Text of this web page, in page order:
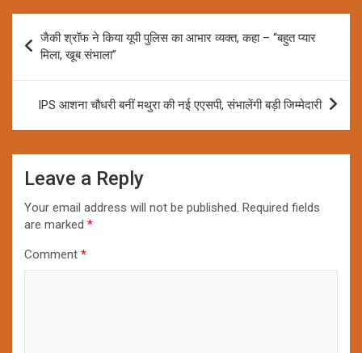
Post
navigation
जैकी श्रॉफ ने किया यूपी पुलिस का आभार व्यक्त, कहा – “बहुत प्यार
मिला, खूब संभाला”
IPS आशना चौधरी बनीं मथुरा की नई एएसपी, संभालेंगी बड़ी जिम्मेदारी
Leave a Reply
Your email address will not be published. Required fields
are marked *
Comment *